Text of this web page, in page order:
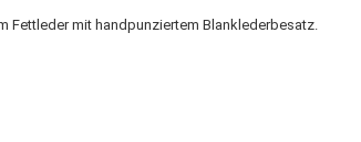
Fettleder mit handpunziertem Blanklederbesatz.